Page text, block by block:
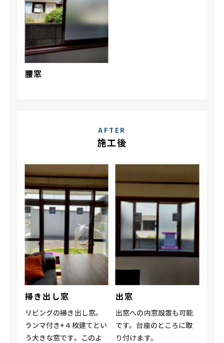
腰窓
AFTER
施工後
掃き出し窓
リビングの掃き出し窓。
ランマ付き+４枚建てとい
う大きな窓です。このよ
出窓
出窓への内窓設置も可能
です。台座のところに取
り付けます。